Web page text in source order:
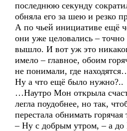
последнюю секунду
обняла его за шею и резко
А по чьей инициативе ещё
они уже целовались – точно
вышло. И вот уж это
имело – главное, обоим
не понимали, где
Ну а что ещё было нужно?..
…Наутро Мон открыла
легла поудобнее, но так,
перестала обнимать
– Ну с добрым утром, – а до